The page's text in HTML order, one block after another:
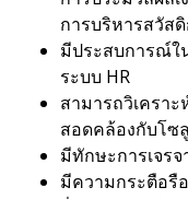
การบริหารสวัส
มีประสบการณ์ใ
ระบบ HR
สามารถวิเครา
สอดคล้องกับโซ
มีทักษะการเจร
มีความกระตือรื